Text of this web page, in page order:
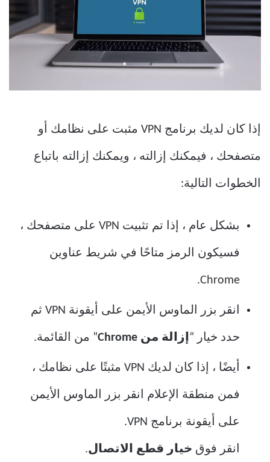
إذا كان لديك برنامج VPN مثبت على نظامك أو
متصفحك ، فيمكنك إزالته ، ويمكنك إزالته باتباع
الخطوات التالية:
بشكل عام ، إذا تم تثبيت VPN على متصفحك ،
فسيكون الرمز متاحًا في شريط عناوين
Chrome.
انقر بزر الماوس الأيمن على أيقونة VPN ثم
حدد خيار “ إزالة من Chrome ” من القائمة.
أيضًا ، إذا كان لديك VPN مثبتًا على نظامك ،
فمن منطقة الإعلام انقر بزر الماوس الأيمن
على أيقونة برنامج VPN.
انقر فوق خيار قطع الاتصال.